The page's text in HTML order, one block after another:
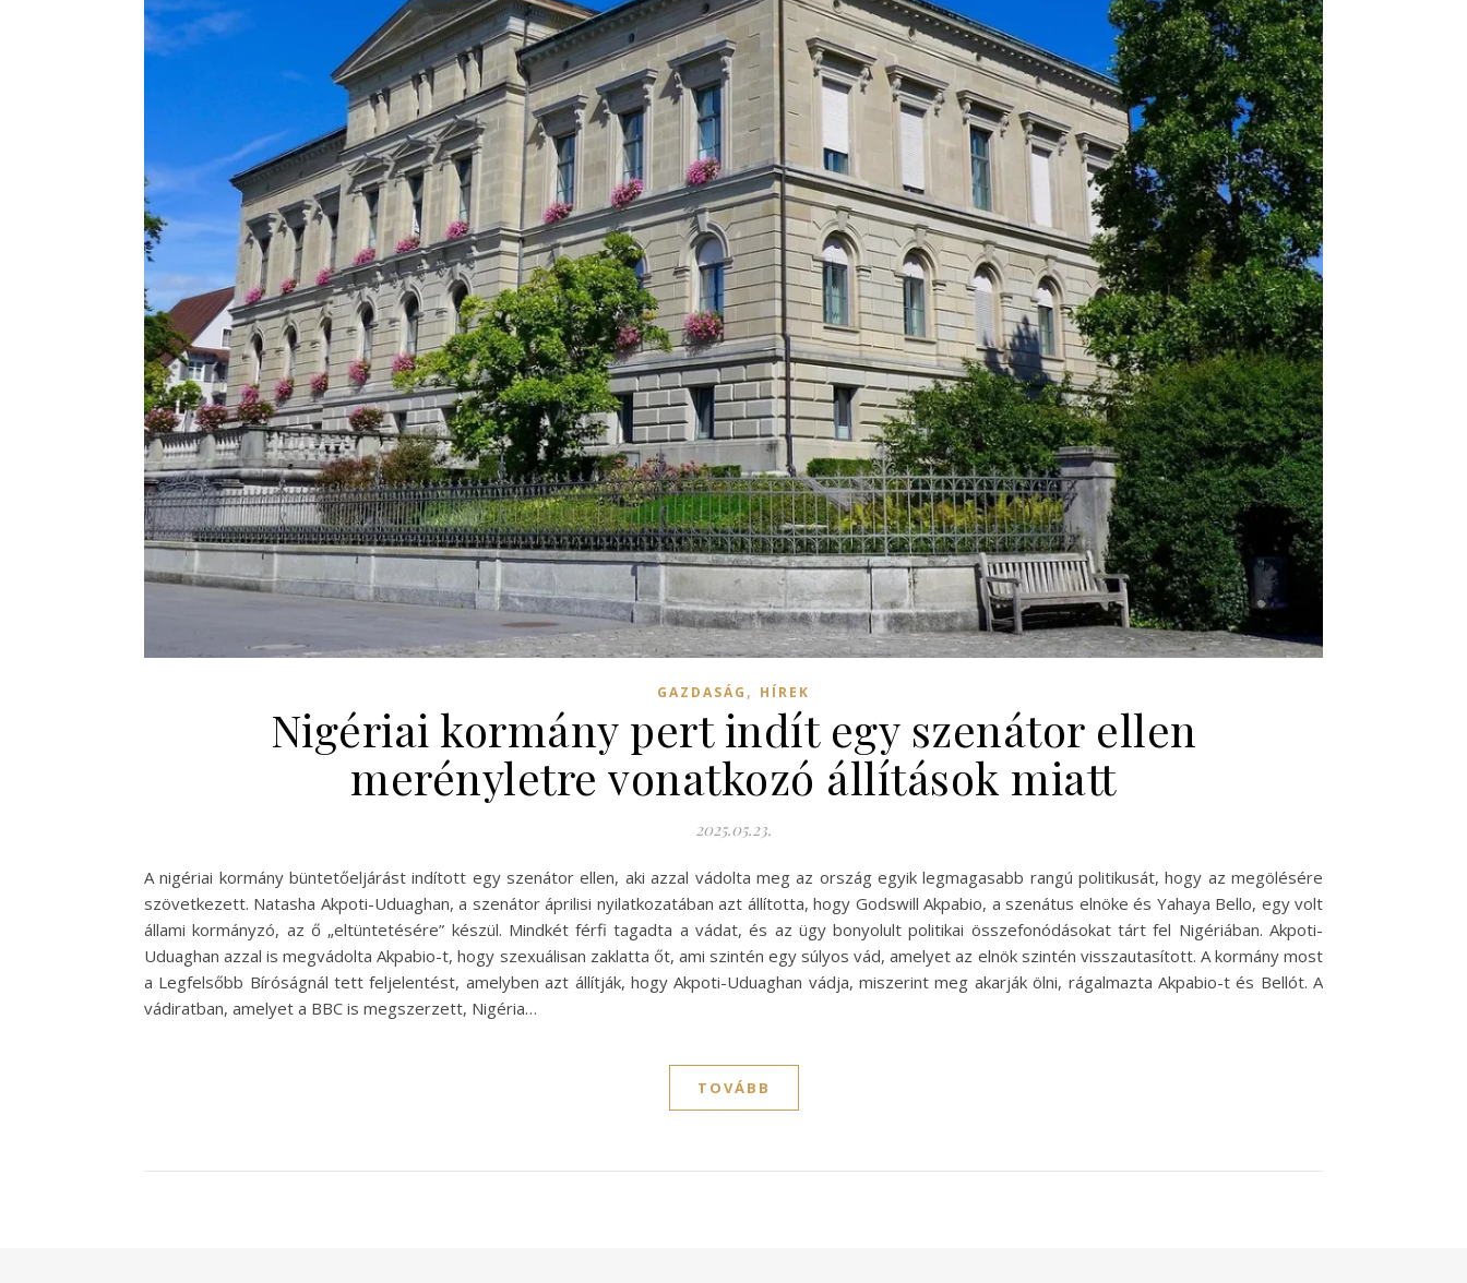
GAZDASÁG , HÍREK
Nigériai kormány pert indít egy szenátor ellen
merényletre vonatkozó állítások miatt
2025.05.23.
A nigériai kormány büntetőeljárást indított egy szenátor ellen, aki azzal vádolta meg az ország egyik legmagasabb rangú politikusát, hogy az megölésére
szövetkezett. Natasha Akpoti-Uduaghan, a szenátor áprilisi nyilatkozatában azt állította, hogy Godswill Akpabio, a szenátus elnöke és Yahaya Bello, egy volt
állami kormányzó, az ő „eltüntetésére” készül. Mindkét férfi tagadta a vádat, és az ügy bonyolult politikai összefonódásokat tárt fel Nigériában. Akpoti-
Uduaghan azzal is megvádolta Akpabio-t, hogy szexuálisan zaklatta őt, ami szintén egy súlyos vád, amelyet az elnök szintén visszautasított. A kormány most
a Legfelsőbb Bíróságnál tett feljelentést, amelyben azt állítják, hogy Akpoti-Uduaghan vádja, miszerint meg akarják ölni, rágalmazta Akpabio-t és Bellót. A
vádiratban, amelyet a BBC is megszerzett, Nigéria…
TOVÁBB